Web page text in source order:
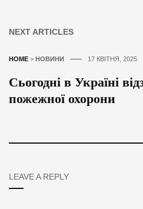
NEXT ARTICLES
HOME > НОВИНИ 17 КВІТНЯ, 2025
Сьогодні в Україні
пожежної охорони
LEAVE A REPLY